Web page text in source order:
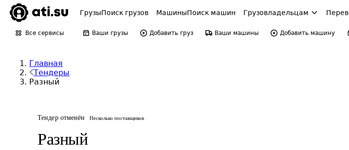
ГрузыПоиск грузов МашиныПоиск машин Грузовладельцам
Все сервисы Ваши грузы Добавить груз Ваши машины Добавить машину
Главная
Тендеры
Разный
Тендер отменён Несколько поставщиков
Разный